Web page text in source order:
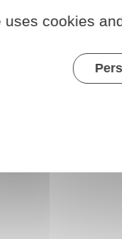
des
uses cookies